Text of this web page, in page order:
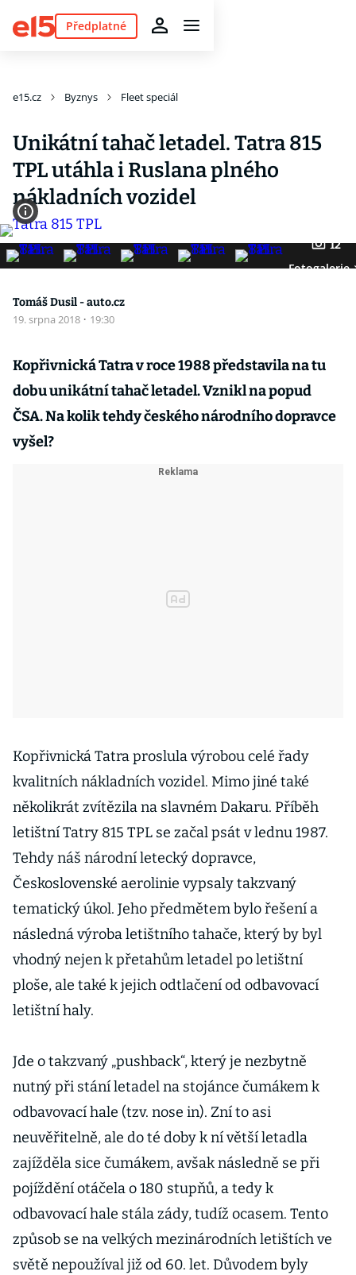
Předplatné
e15.cz Byznys Fleet speciál
Unikátní tahač letadel. Tatra 815
TPL utáhla i Ruslana plného
nákladních vozidel
12
Fotogalerie
Tomáš Dusil - auto.cz
19. srpna 2018 · 19:30
Kopřivnická Tatra v roce 1988 představila na tu
dobu unikátní tahač letadel. Vznikl na popud
ČSA. Na kolik tehdy českého národního dopravce
vyšel?
Kopřivnická Tatra proslula výrobou celé řady
kvalitních nákladních vozidel. Mimo jiné také
několikrát zvítězila na slavném Dakaru. Příběh
letištní Tatry 815 TPL se začal psát v lednu 1987.
Tehdy náš národní letecký dopravce,
Československé aerolinie vypsaly takzvaný
tematický úkol. Jeho předmětem bylo řešení a
následná výroba letištního tahače, který by byl
vhodný nejen k přetahům letadel po letištní
ploše, ale také k jejich odtlačení od odbavovací
letištní haly.
Jde o takzvaný „pushback“, který je nezbytně
nutný při stání letadel na stojánce čumákem k
odbavovací hale (tzv. nose in). Zní to asi
neuvěřitelně, ale do té doby k ní větší letadla
zajížděla sice čumákem, avšak následně se při
pojíždění otáčela o 180 stupňů, a tedy k
odbavovací hale stála zády, tudíž ocasem. Tento
způsob se na velkých mezinárodních letištích ve
světě nepoužíval již od 60. let. Důvodem byly